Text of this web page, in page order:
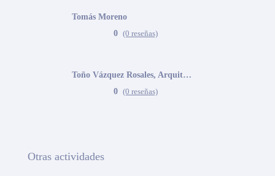
Tomás Moreno
0 (0 reseñas)
Toño Vázquez Rosales, Arquitecto
0 (0 reseñas)
Otras actividades